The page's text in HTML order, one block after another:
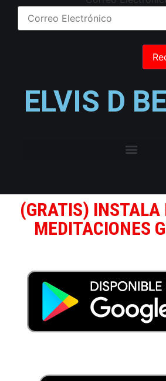
ELVIS D
(GRATIS) INSTALA
MEDITACIONES